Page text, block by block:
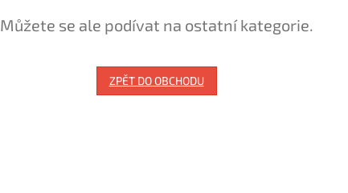
Můžete se ale podívat na ostatní kategorie.
ZPĚT DO OBCHODU